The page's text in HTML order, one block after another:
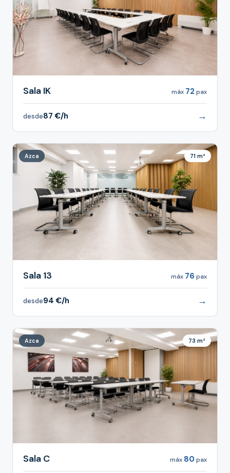
Sala IK máx 72 pax
desde87 €/h →
Azca 71 m²
Sala 13 máx 76 pax
desde94 €/h →
Azca 73 m²
Sala C máx 80 pax